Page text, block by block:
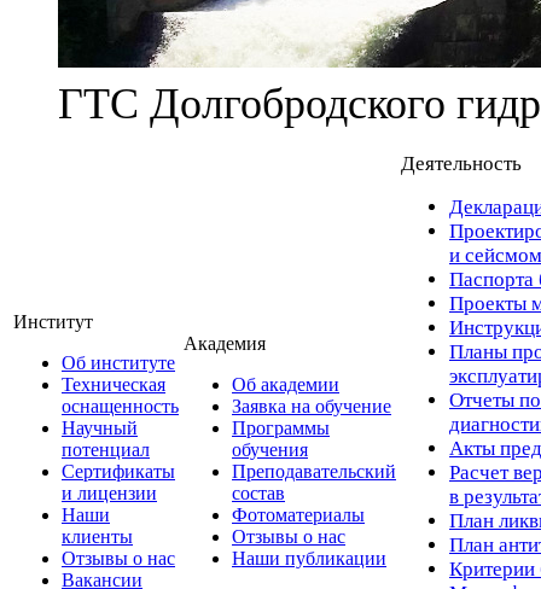
ГТС Долгобродского
Институт
Об институте
Техническая
оснащенность
Научный
потенциал
Сертификаты
и лицензии
Наши
клиенты
Отзывы о нас
Вакансии
Академия
Об академии
Заявка на обучение
Программы
обучения
Преподавательский
состав
Фотоматериалы
Отзывы о нас
Наши публикации
Деятельность
и
Паспорта
Проекты
Планы
Отчеты по
Акты
Расчет
в
План
План
Критерии